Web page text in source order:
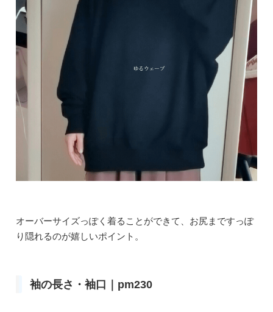
オーバーサイズっぽく着ることができて、お尻まですっぽ
り隠れるのが嬉しいポイント。
袖の長さ・袖口｜pm230